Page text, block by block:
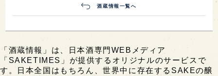
酒蔵情報一覧へ
「酒蔵情報」は、日本酒専門WEBメディア
「SAKETIMES」が提供するオリジナルのサービスで
す。日本全国はもちろん、世界中に存在するSAKEの醸